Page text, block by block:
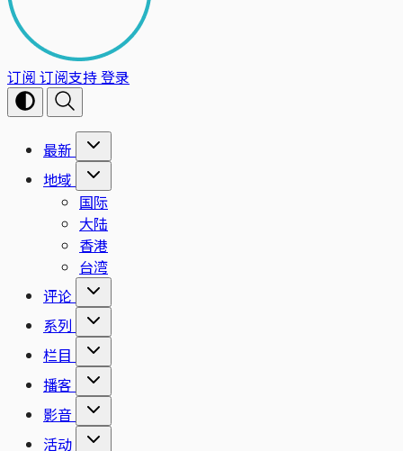
订阅 订阅支持登录
最新
地域
国际
大陆
香港
台湾
评论
系列
栏目
播客
影音
活动